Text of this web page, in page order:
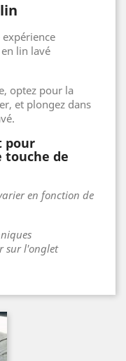
lin lavé
optez pour la
et plongez dans
pour
de
en fonction de
sur l'onglet